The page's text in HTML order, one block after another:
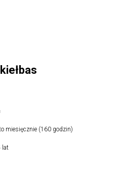
miesięcznie (160 godzin)
lat